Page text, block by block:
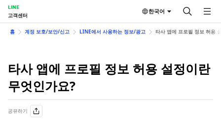
LINE
고객센터
한국어
홈 계정 보호/보안/신고 LINE에서 사용하는 정보/광고 타사 앱에 프로필 정보 허용
타사 앱에 프로필 정보 허용 설정이란
무엇인가요?
공유하기